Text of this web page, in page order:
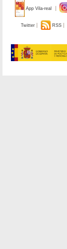
App Vila-real
Twitter RSS